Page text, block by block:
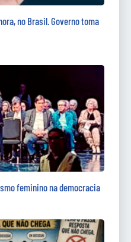
no Brasil. Governo toma
feminino na democracia